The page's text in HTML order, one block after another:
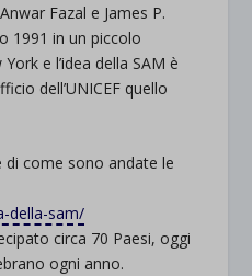
Fazal e James P.
1991 in un piccolo
e l’idea della SAM è
dell’UNICEF quello
di come sono andate le
della-sam/
circa 70 Paesi, oggi
ogni anno.